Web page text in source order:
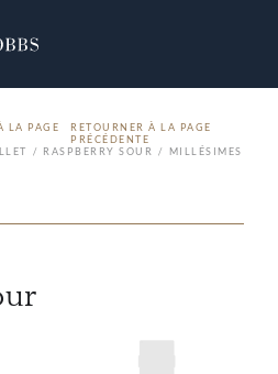
RETOURNER À LA PAGE
PRÉCÉDENTE
RASPBERRY SOUR MILLÉSIMES